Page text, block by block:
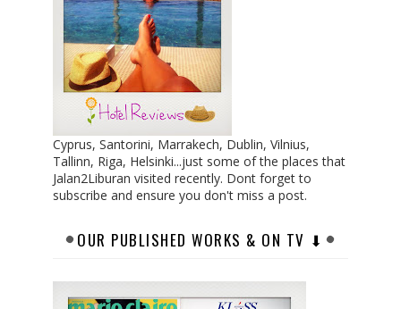
Cyprus, Santorini, Marrakech, Dublin, Vilnius,
Tallinn, Riga, Helsinki...just some of the places that
Jalan2Liburan visited recently. Dont forget to
subscribe and ensure you don't miss a post.
OUR PUBLISHED WORKS & ON TV ⬇︎